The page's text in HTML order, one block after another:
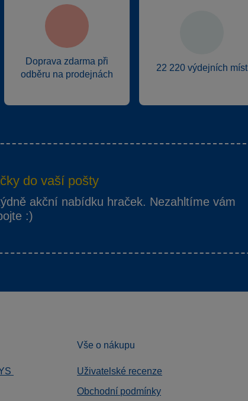
Doprava zdarma při
odběru na prodejnách
22 220 výdejních míst
do vaší pošty
akční nabídku hraček. Nezahltíme vám
:)
Vše o nákupu
Uživatelské recenze
Obchodní podmínky